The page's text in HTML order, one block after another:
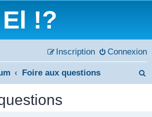
!?
Connexion
Inscription
Foire aux questions